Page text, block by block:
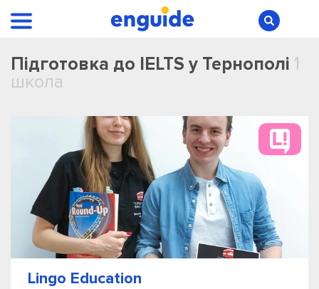
Підготовка до IELTS у Тернополі 1
школа
Lingo Education